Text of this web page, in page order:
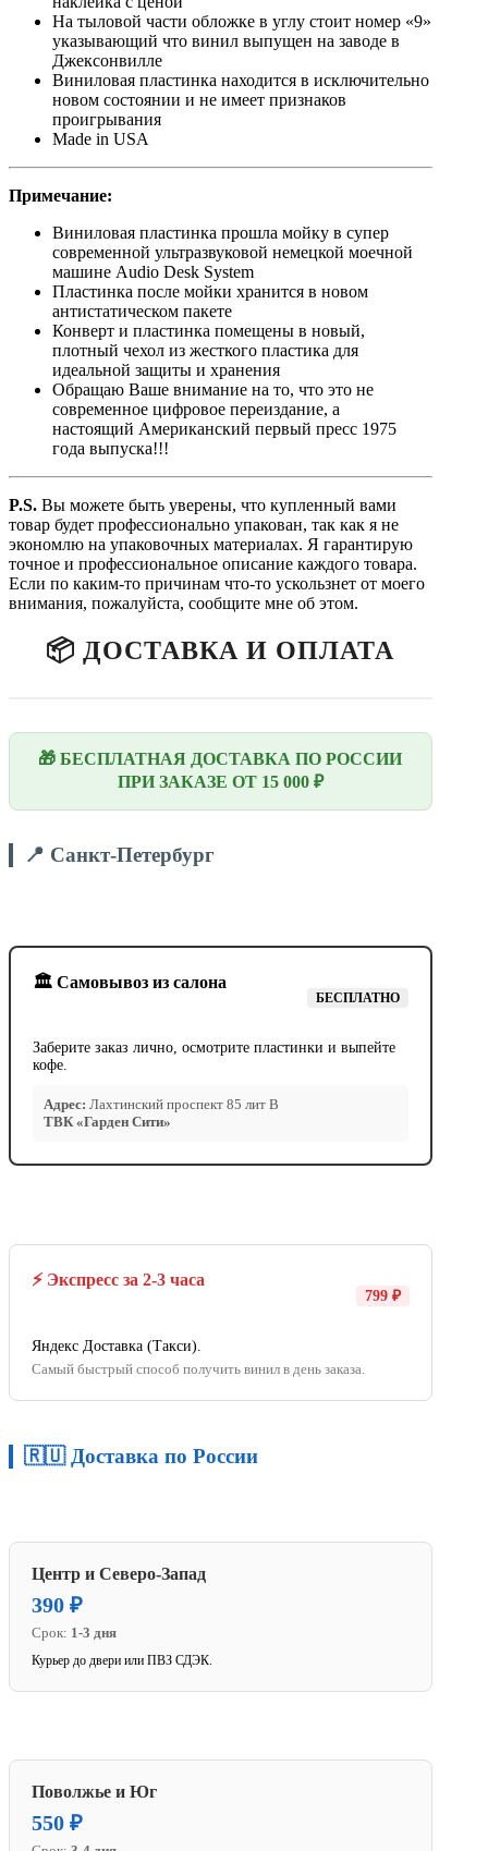
На тыловой части обложке в углу стоит номер «9»
указывающий что винил выпущен на заводе в
Джексонвилле
Виниловая пластинка находится в исключительно
новом состоянии и не имеет признаков
проигрывания
Made in USA
Примечание:
Виниловая пластинка прошла мойку в супер
современной ультразвуковой немецкой моечной
машине Audio Desk System
Пластинка после мойки хранится в новом
антистатическом пакете
Конверт и пластинка помещены в новый,
плотный чехол из жесткого пластика для
идеальной защиты и хранения
Обращаю Ваше внимание на то, что это не
современное цифровое переиздание, а
настоящий Американский первый пресс 1975
года выпуска!!!
P.S. Вы можете быть уверены, что купленный вами
товар будет профессионально упакован, так как я не
экономлю на упаковочных материалах. Я гарантирую
точное и профессиональное описание каждого товара.
Если по каким-то причинам что-то ускользнет от моего
внимания, пожалуйста, сообщите мне об этом.
📦 ДОСТАВКА И ОПЛАТА
🎁 БЕСПЛАТНАЯ ДОСТАВКА ПО РОССИИ
ПРИ ЗАКАЗЕ ОТ 15 000 ₽
📍 Санкт-Петербург
🏛️ Самовывоз из салона
БЕСПЛАТНО
Заберите заказ лично, осмотрите пластинки и выпейте
кофе.
Адрес: Лахтинский проспект 85 лит В
ТВК «Гарден Сити»
⚡ Экспресс за 2-3 часа
799 ₽
Яндекс Доставка (Такси).
Самый быстрый способ получить винил в день заказа.
🇷🇺 Доставка по России
Центр и Северо-Запад
390 ₽
Срок: 1-3 дня
Курьер до двери или ПВЗ СДЭК.
Поволжье и Юг
550 ₽